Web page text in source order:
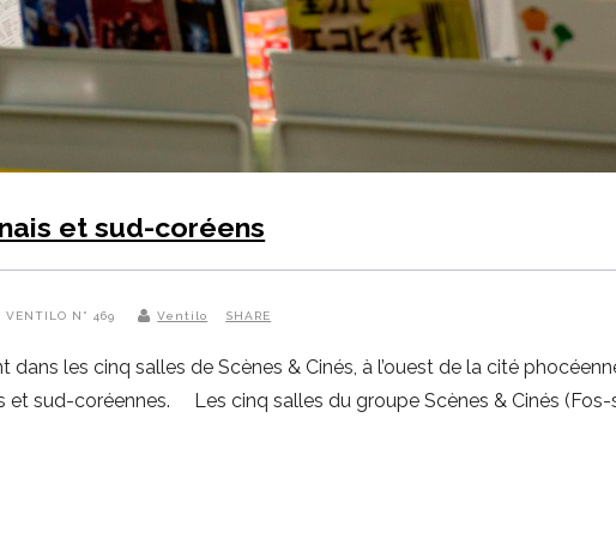
et sud-coréens
VENTILO N° 469 Ventilo SHARE
les cinq salles de Scènes & Cinés, à l’ouest de la cité
sud-coréennes. Les cinq salles du groupe Scènes & Cinés (Fos-